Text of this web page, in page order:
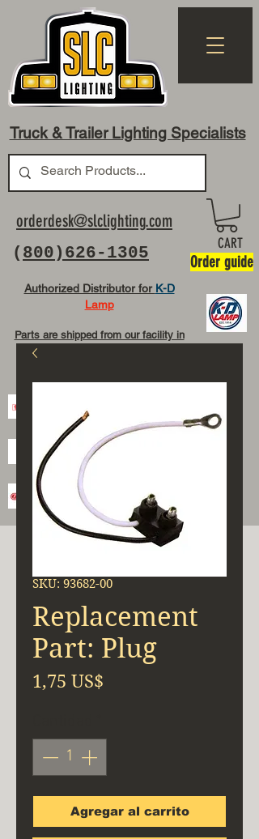
Truck & Trailer Lighting Specialists
( 800)626-1305
orderdesk@slclighting.com
Authorized Distributor for K-D
Lamp
Parts are shipped from our facility in
CART
Order guide
SKU: 93682-00
Replacement
Part: Plug
1,75 US$
Agregar al carrito